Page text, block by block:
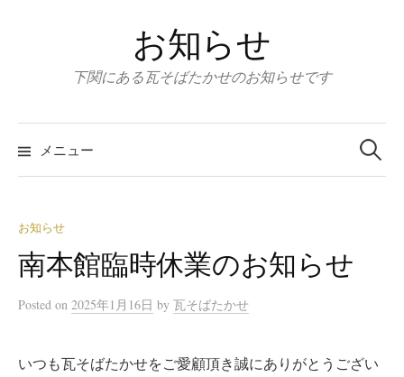
ス
キ
プ
お知らせ
下関にある瓦そばたかせのお知らせです
メニュー 索
お知らせ
南本館臨時休業のお知らせ
Posted on 2025年1月16日 by 瓦そばたかせ
いつも瓦そばたかせをご愛顧頂き誠にありがとうござい